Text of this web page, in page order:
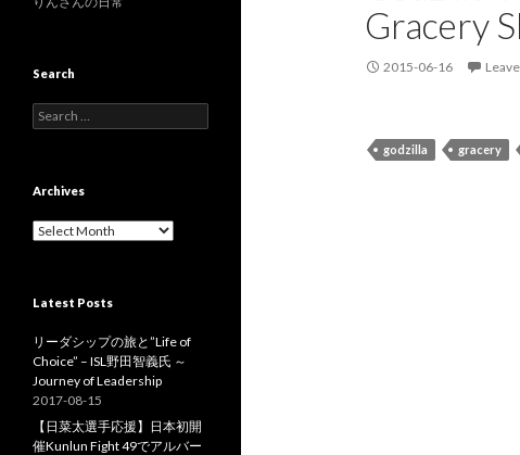
Gracery
2015-06-16
godzilla gracery
Search
e
c
Archives
A
i
e
s
Latest Posts
リーダシップの旅と”Life of
Choice” – ISL野田智義氏 ～
Journey of Leadership
2017-08-15
【日菜太選手応援】日本初開
催Kunlun Fight 49でアルバー